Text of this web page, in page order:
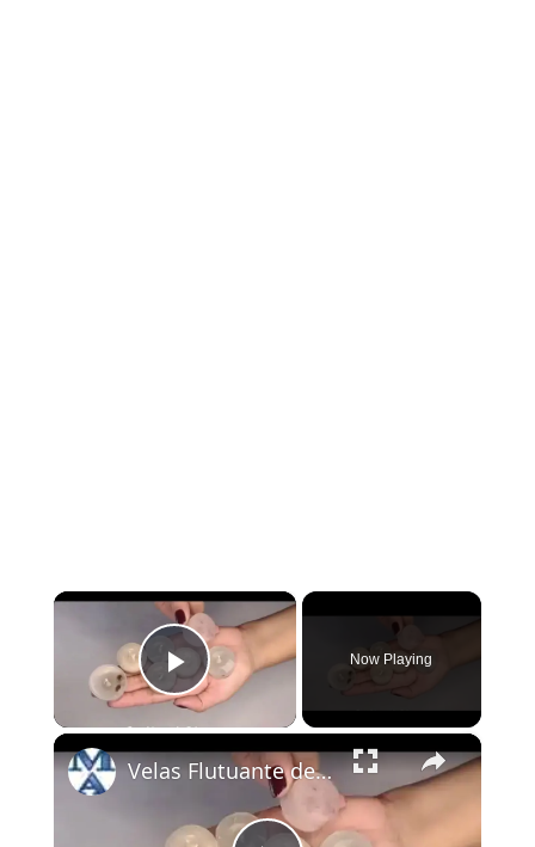
×
Play Video
Now Playing
×
Velas Flutuante decorada - Como fazer